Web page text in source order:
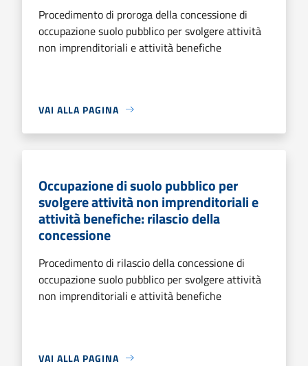
Procedimento di proroga della concessione di
occupazione suolo pubblico per svolgere attività
non imprenditoriali e attività benefiche
VAI ALLA PAGINA
Occupazione di suolo pubblico per
svolgere attività non imprenditoriali e
attività benefiche: rilascio della
concessione
Procedimento di rilascio della concessione di
occupazione suolo pubblico per svolgere attività
non imprenditoriali e attività benefiche
VAI ALLA PAGINA